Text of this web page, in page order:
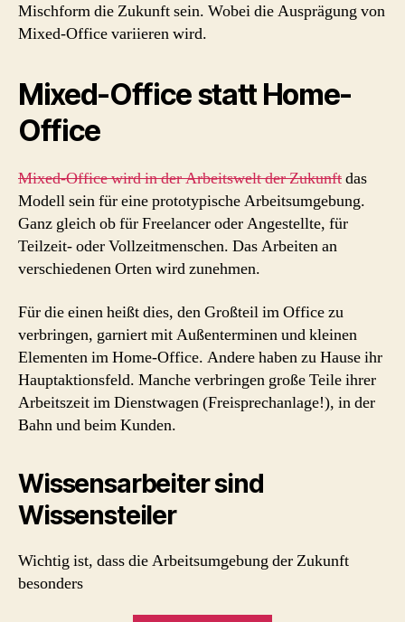
Mischform die Zukunft sein. Wobei die Ausprägung von
Mixed-Office variieren wird.
Mixed-Office statt Home-
Office
Mixed-Office wird in der Arbeitswelt der Zukunftdas
Modell sein für eine prototypische Arbeitsumgebung.
Ganz gleich ob für Freelancer oder Angestellte, für
Teilzeit- oder Vollzeitmenschen. Das Arbeiten an
verschiedenen Orten wird zunehmen.
Für die einen heißt dies, den Großteil im Office zu
verbringen, garniert mit Außenterminen und kleinen
Elementen im Home-Office. Andere haben zu Hause ihr
Hauptaktionsfeld. Manche verbringen große Teile ihrer
Arbeitszeit im Dienstwagen (Freisprechanlage!), in der
Bahn und beim Kunden.
Wissensarbeiter sind
Wissensteiler
Wichtig ist, dass die Arbeitsumgebung der Zukunft
besonders